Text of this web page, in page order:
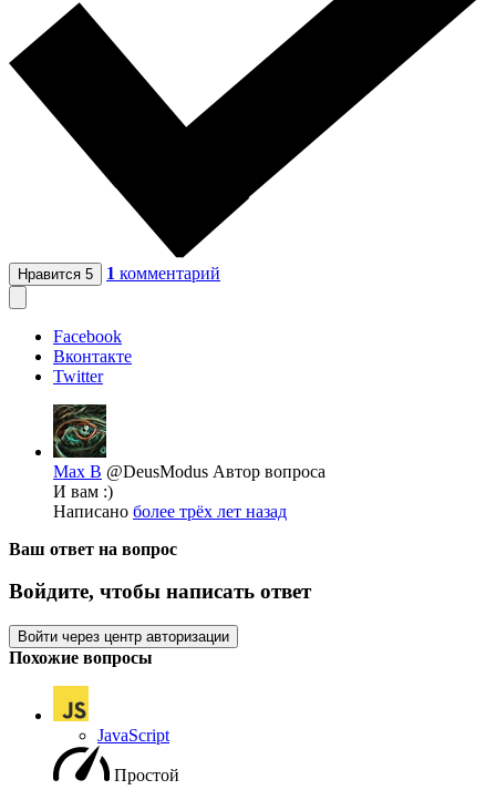
Нравится 5 1 комментарий
Facebook
Вконтакте
Twitter
Max B @DeusModus Автор вопроса
И вам :)
Написано более трёх лет назад
Ваш ответ на вопрос
Войдите, чтобы написать ответ
Войти через центр авторизации
Похожие вопросы
JavaScript
Простой